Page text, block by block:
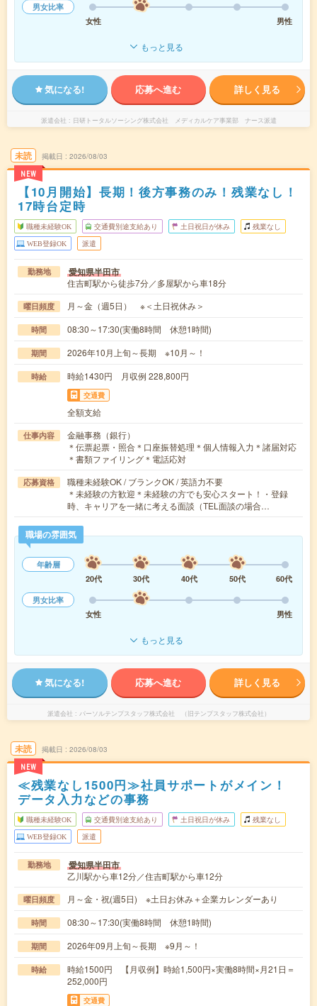
男女比率
女性
男性
もっと見る
気になる! 応募へ進む 詳しく見る
派遣会社 日研トータルソーシング株式会社 メディカルケア事業部 ナース派遣
未読
NEW
掲載日 2026/08/03
【10月開始】長期！後方事務のみ！残業なし！
17時台定時
職種未経験OK 交通費別途支給あり 土日祝日が休み 残業なし
WEB登録OK 派遣
勤務地 愛知県半田市
住吉町駅から徒歩7分／多屋駅から車18分
曜日頻度 月～金（週5日） ※＜土日祝休み＞
時間 08:30～17:30(実働8時間 休憩1時間)
期間 2026年10月上旬～長期 ※10月～！
時給 時給1430円 月収例 228,800円
交通費
全額支給
仕事内容
金融事務（銀行）
＊伝票起票・照合＊口座振替処理＊個人情報入力＊諸届対応
＊書類ファイリング＊電話応対
応募資格
職種未経験OK / ブランクOK / 英語力不要
＊未経験の方歓迎＊未経験の方でも安心スタート！・登録
時、キャリアを一緒に考える面談（TEL面談の場合…
職場の雰囲気
年齢層
20代
30代 40代 50代
60代
男女比率
女性
男性
もっと見る
気になる! 応募へ進む 詳しく見る
派遣会社 パーソルテンプスタッフ株式会社 （旧テンプスタッフ株式会社）
未読
NEW
掲載日 2026/08/03
≪残業なし1500円≫社員サポートがメイン！
データ入力などの事務
職種未経験OK 交通費別途支給あり 土日祝日が休み 残業なし
WEB登録OK 派遣
勤務地 愛知県半田市
乙川駅から車12分／住吉町駅から車12分
曜日頻度 月～金・祝(週5日) ※土日お休み＋企業カレンダーあり
時間 08:30～17:30(実働8時間 休憩1時間)
期間 2026年09月上旬～長期 ※9月～！
時給
時給1500円 【月収例】時給1,500円×実働8時間×月21日＝
252,000円
交通費